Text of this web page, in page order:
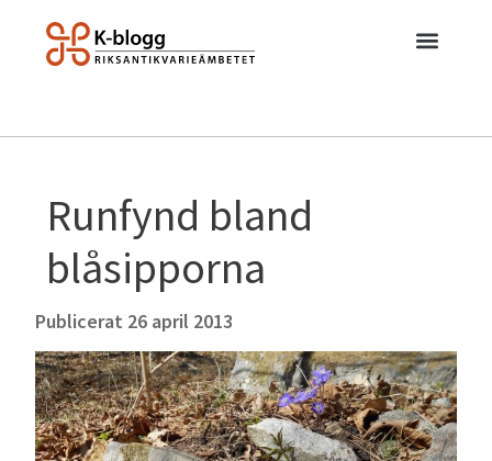
Runfynd bland
blåsipporna
Publicerat 26 april 2013